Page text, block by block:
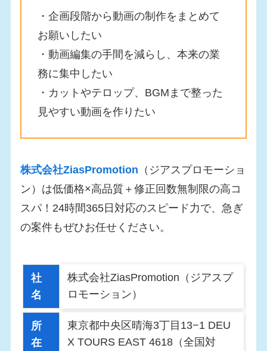
・企画段階から動画の制作をまとめて
お願いしたい
・動画編集の手間を減らし、本来の業
務に集中したい
・カットやテロップ、BGMまで整った
見やすい動画を作りたい
株式会社ZiasPromotion （ジアスプロモーショ
ン）は低価格×高品質＋修正回数無制限の高コ
スパ！24時間365日対応のスピード力で、急ぎ
の案件もぜひお任せください。
社
名
株式会社ZiasPromotion（ジアスプ
ロモーション）
所
在
東京都中央区晴海3丁目13−1 DEU
X TOURS EAST 4618（全国対